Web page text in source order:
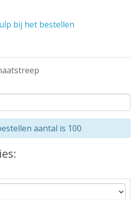
bij het bestellen
aantal is 100